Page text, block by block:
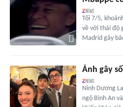
Tối 7/5,
về với thái độ
Madrid gây
Ảnh gây
Ninh Dương
ngộ Bình An